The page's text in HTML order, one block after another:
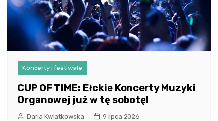
Koncerty i festiwale
CUP OF TIME: Ełckie Koncerty Muzyki
Organowej już w tę sobotę!
Daria Kwiatkowska 9 lipca 2026